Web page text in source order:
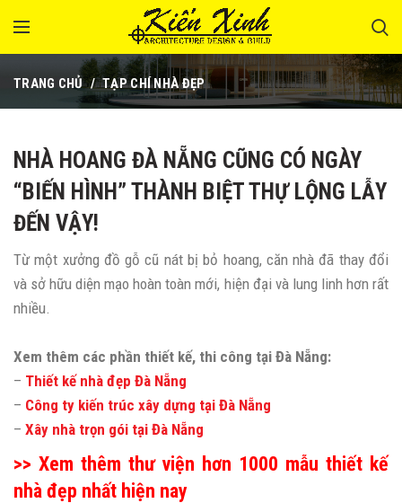
TRANG CHỦ TẠP CHÍ NHÀ ĐẸP
NHÀ HOANG ĐÀ NẴNG CŨNG CÓ NGÀY
“BIẾN HÌNH” THÀNH BIỆT THỰ LỘNG LẪY
ĐẾN VẬY!
Từ một xưởng đồ gỗ cũ nát bị bỏ hoang, căn nhà đã thay đổi
và sở hữu diện mạo hoàn toàn mới, hiện đại và lung linh hơn rất
nhiều.
Xem thêm các phần thiết kế, thi công tại Đà Nẵng:
– Thiết kế nhà đẹp Đà Nẵng
– Công ty kiến trúc xây dựng tại Đà Nẵng
– Xây nhà trọn gói tại Đà Nẵng
>> Xem thêm thư viện hơn 1000 mẫu thiết kế
nhà đẹp nhất hiện nay